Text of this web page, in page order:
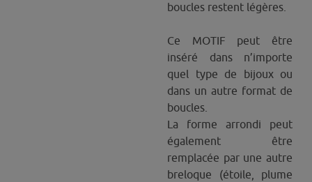
boucles restent légères.
Ce MOTIF peut être
inséré dans n’importe
quel type de bijoux ou
dans un autre format de
boucles.
La forme arrondi peut
également être
remplacée par une autre
breloque (étoile, plume